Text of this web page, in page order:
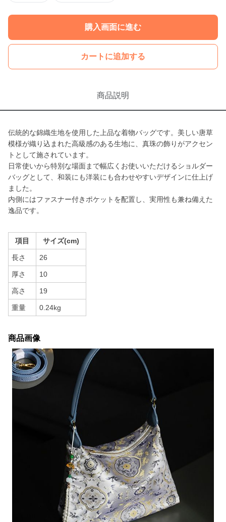
購入画面に進む
カートに追加する
商品説明
伝統的な錦織生地を使用した上品な着物バッグです。美しい唐草
模様が織り込まれた高級感のある生地に、真珠の飾りがアクセン
トとして施されています。
日常使いから特別な場面まで幅広くお使いいただけるショルダー
バッグとして、和装にも洋装にも合わせやすいデザインに仕上げ
ました。
内側にはファスナー付きポケットを配置し、実用性も兼ね備えた
逸品です。
項目 サイズ(cm)
長さ 26
厚さ 10
高さ 19
重量 0.24kg
商品画像